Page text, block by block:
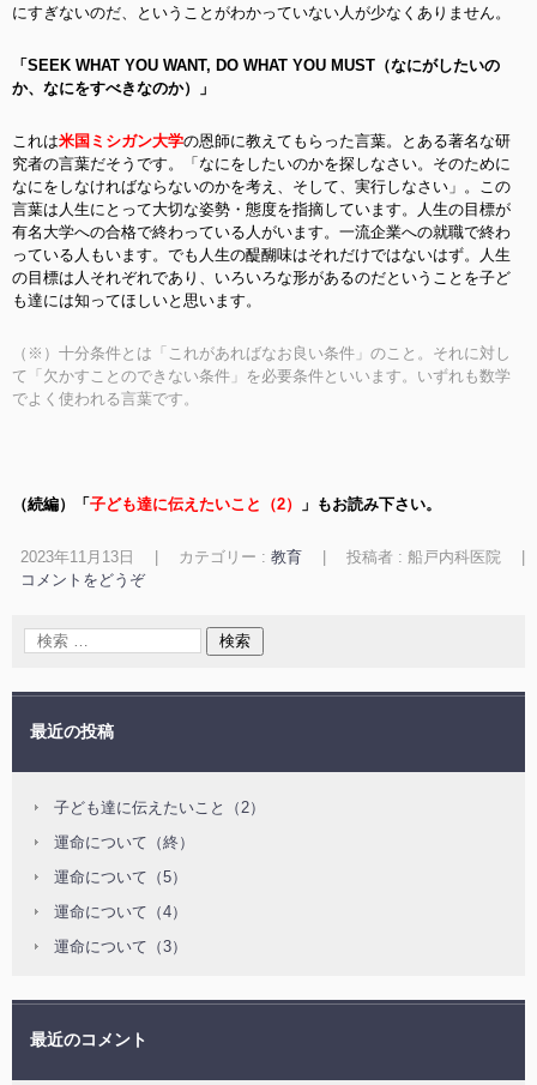
にすぎないのだ、ということがわかっていない人が少なくありません。
「SEEK WHAT YOU WANT, DO WHAT YOU MUST（なにがしたいの
か、なにをすべきなのか）」
これは米国ミシガン大学の恩師に教えてもらった言葉。とある著名な研
究者の言葉だそうです。「なにをしたいのかを探しなさい。そのために
なにをしなければならないのかを考え、そして、実行しなさい」。この
言葉は人生にとって大切な姿勢・態度を指摘しています。人生の目標が
有名大学への合格で終わっている人がいます。一流企業への就職で終わ
っている人もいます。でも人生の醍醐味はそれだけではないはず。人生
の目標は人それぞれであり、いろいろな形があるのだということを子ど
も達には知ってほしいと思います。
（※）十分条件とは「これがあればなお良い条件」のこと。それに対し
て「欠かすことのできない条件」を必要条件といいます。いずれも数学
でよく使われる言葉です。
（続編）「 子ども達に伝えたいこと（2） 」もお読み下さい。
2023年11月13日 カテゴリー : 教育 投稿者 : 船戸内科医院
コメントをどうぞ
最近の投稿
子ども達に伝えたいこと（2）
運命について（終）
運命について（5）
運命について（4）
運命について（3）
最近のコメント